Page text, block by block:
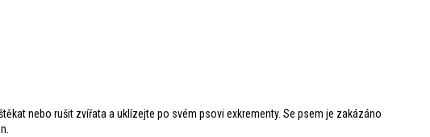
nebo rušit zvířata a uklízejte po svém psovi exkrementy. Se psem je zakázáno